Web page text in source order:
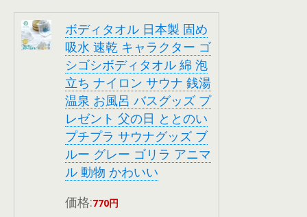
ボディタオル 日本製 固め
吸水 速乾 キャラクター ゴ
シゴシボディタオル 綿 泡
立ち ナイロン サウナ 銭湯
温泉 お風呂 バスグッズ プ
レゼント 父の日 ととのい
プチプラ サウナグッズ ブ
ルー グレー ゴリラ アニマ
ル 動物 かわいい
価格:770円